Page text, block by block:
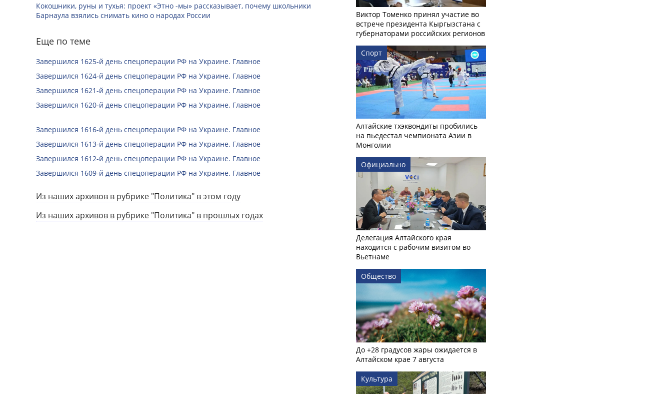
Кокошники, руны и тухья: проект «Этно -мы» рассказывает, почему школьники
Барнаула взялись снимать кино о народах России
Еще по теме
Завершился 1625-й день спецоперации РФ на Украине. Главное
Завершился 1624-й день спецоперации РФ на Украине. Главное
Завершился 1621-й день спецоперации РФ на Украине. Главное
Завершился 1620-й день спецоперации РФ на Украине. Главное
Завершился 1616-й день спецоперации РФ на Украине. Главное
Завершился 1613-й день спецоперации РФ на Украине. Главное
Завершился 1612-й день спецоперации РФ на Украине. Главное
Завершился 1609-й день спецоперации РФ на Украине. Главное
Из наших архивов в рубрике "Политика" в этом году
Из наших архивов в рубрике "Политика" в прошлых годах
Виктор Томенко принял участие во
встрече президента Кыргызстана с
губернаторами российских регионов
Спорт
Алтайские тхэквондиты пробились
на пьедестал чемпионата Азии в
Монголии
Официально
Делегация Алтайского края
находится с рабочим визитом во
Вьетнаме
Общество
До +28 градусов жары ожидается в
Алтайском крае 7 августа
Культура